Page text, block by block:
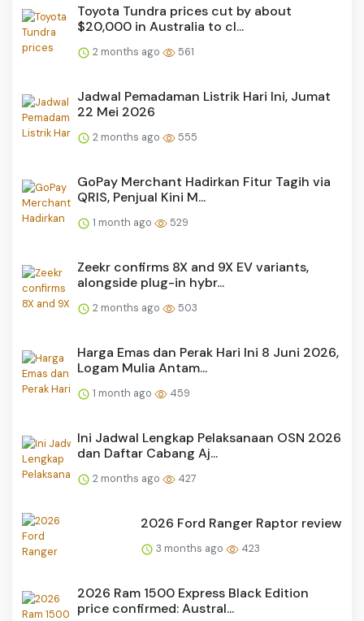
Toyota Tundra prices cut by about
$20,000 in Australia to cl...
2 months ago 561
Jadwal Pemadaman Listrik Hari Ini, Jumat
22 Mei 2026
2 months ago 555
GoPay Merchant Hadirkan Fitur Tagih via
QRIS, Penjual Kini M...
1 month ago 529
Zeekr confirms 8X and 9X EV variants,
alongside plug-in hybr...
2 months ago 503
Harga Emas dan Perak Hari Ini 8 Juni 2026,
Logam Mulia Antam...
1 month ago 459
Ini Jadwal Lengkap Pelaksanaan OSN 2026
dan Daftar Cabang Aj...
2 months ago 427
2026 Ford Ranger Raptor review
3 months ago 423
2026 Ram 1500 Express Black Edition
price confirmed: Austral...